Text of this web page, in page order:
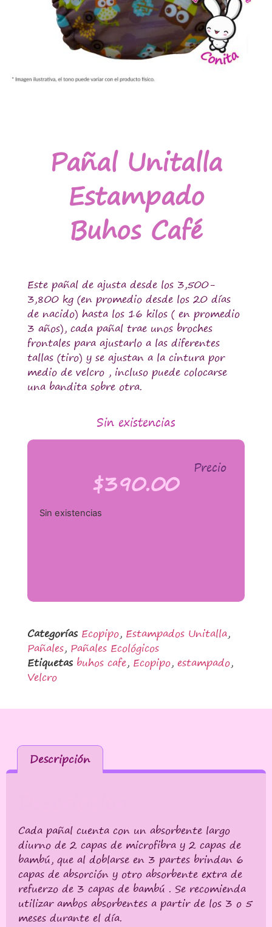
Pañal Unitalla
Estampado
Buhos Café
Este pañal de ajusta desde los 3,500-
3,800 kg (en promedio desde los 20 días
de nacido) hasta los 16 kilos ( en promedio
3 años), cada pañal trae unos broches
frontales para ajustarlo a las diferentes
tallas (tiro) y se ajustan a la cintura por
medio de velcro , incluso puede colocarse
una bandita sobre otra.
Sin existencias
Precio
$390.00
Sin existencias
Categorías Ecopipo, Estampados Unitalla,
Pañales, Pañales Ecológicos
Etiquetas buhos cafe, Ecopipo, estampado,
Velcro
Descripción
Cada pañal cuenta con un absorbente largo
diurno de 2 capas de microfibra y 2 capas de
bambú, que al doblarse en 3 partes brindan 6
capas de absorción y otro absorbente extra de
refuerzo de 3 capas de bambú . Se recomienda
utilizar ambos absorbentes a partir de los 3 o 5
meses durante el día.